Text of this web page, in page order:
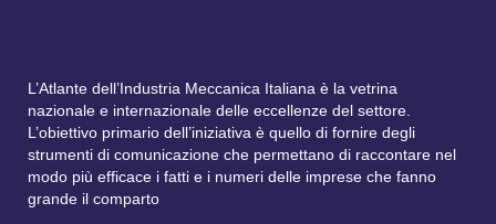
L’Atlante dell’Industria Meccanica Italiana è la vetrina
nazionale e internazionale delle eccellenze del settore.
L’obiettivo primario dell’iniziativa è quello di fornire degli
strumenti di comunicazione che permettano di raccontare nel
modo più efficace i fatti e i numeri delle imprese che fanno
grande il comparto